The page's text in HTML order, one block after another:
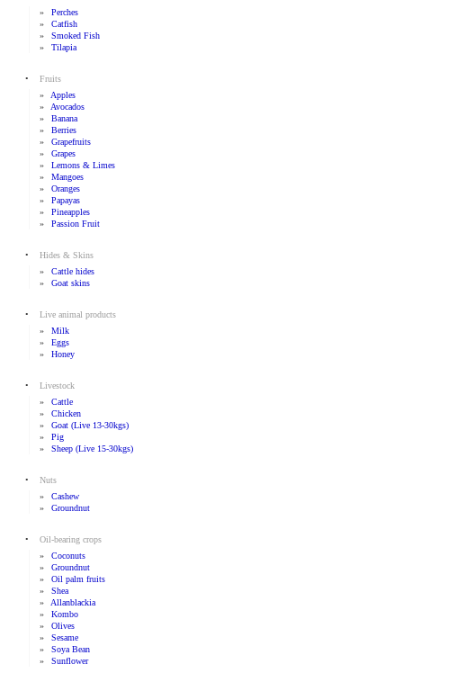
»
Perches
»
Catfish
»
Smoked Fish
»
Tilapia
•
Fruits
»
Apples
»
Avocados
»
Banana
»
Berries
»
Grapefruits
»
Grapes
»
Lemons & Limes
»
Mangoes
»
Oranges
»
Papayas
»
Pineapples
»
Passion Fruit
•
Hides & Skins
»
Cattle hides
»
Goat skins
•
Live animal products
»
Milk
»
Eggs
»
Honey
•
Livestock
»
Cattle
»
Chicken
»
Goat (live 13-30kgs)
»
Pig
»
Sheep (live 15-30kgs)
•
Nuts
»
Cashew
»
Groundnut
•
Oil-bearing crops
»
Coconuts
»
Groundnut
»
Oil palm fruits
»
Shea
»
Allanblackia
»
Kombo
»
Olives
»
Sesame
»
Soya Bean
»
Sunflower